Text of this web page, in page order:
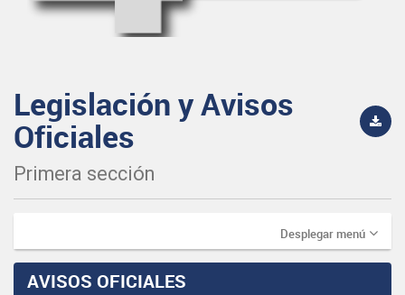
Legislación y Avisos
Oficiales
Primera sección
Desplegar menú
AVISOS OFICIALES